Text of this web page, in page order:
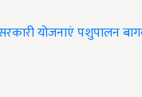
योजनाएंपशुपालन